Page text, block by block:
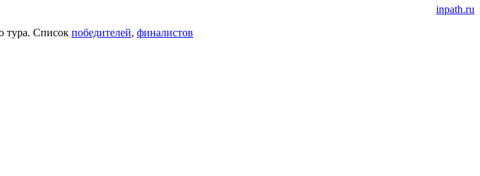
inpath.ru
тура. Список победителей, финалистов